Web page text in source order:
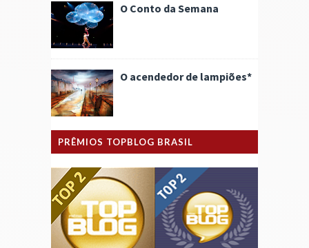
O Conto da Semana
O acendedor de lampiões*
PRÊMIOS TOPBLOG BRASIL